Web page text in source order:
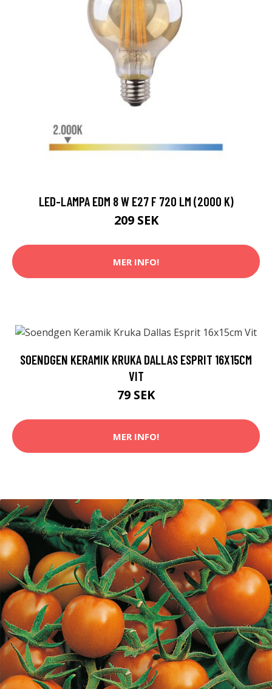
LED-LAMPA EDM 8 W E27 F 720 LM (2000 K)
209 SEK
MER INFO!
SOENDGEN KERAMIK KRUKA DALLAS ESPRIT 16X15CM
VIT
79 SEK
MER INFO!